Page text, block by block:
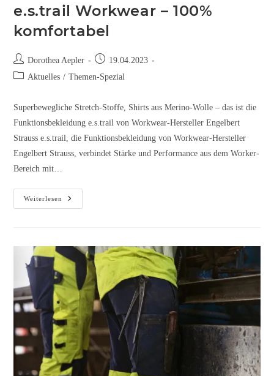
e.s.trail Workwear – 100%
komfortabel
Dorothea Aepler
19.04.2023
Aktuelles / Themen-Spezial
Superbewegliche Stretch-Stoffe, Shirts aus Merino-Wolle – das ist die
Funktionsbekleidung e.s.trail von Workwear-Hersteller Engelbert
Strauss e.s.trail, die Funktionsbekleidung von Workwear-Hersteller
Engelbert Strauss, verbindet Stärke und Performance aus dem Worker-
Bereich mit…
Weiterlesen